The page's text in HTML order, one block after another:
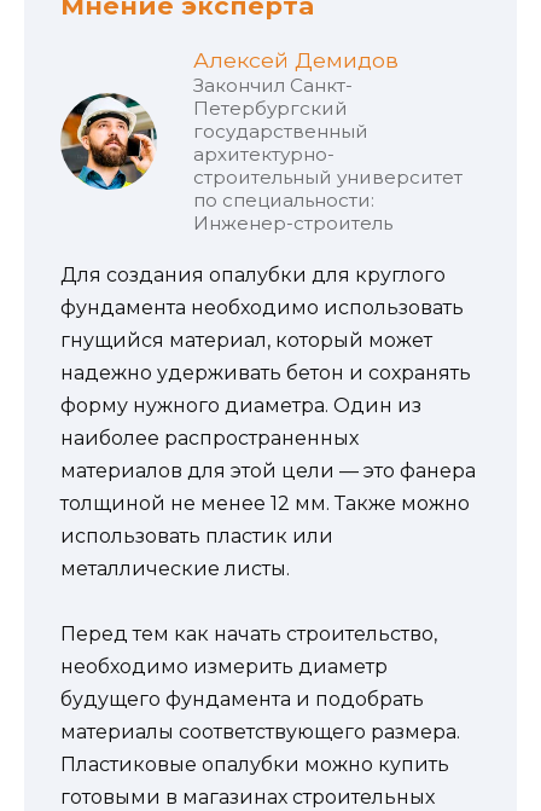
Алексей Демидов
Закончил Санкт-
Петербургский
государственный
архитектурно-
строительный университет
по специальности:
Инженер-строитель
Для создания опалубки для круглого
фундамента необходимо использовать
гнущийся материал, который может
надежно удерживать бетон и сохранять
форму нужного диаметра. Один из
наиболее распространенных
материалов для этой цели — это фанера
толщиной не менее 12 мм. Также можно
использовать пластик или
металлические листы.
Перед тем как начать строительство,
необходимо измерить диаметр
будущего фундамента и подобрать
материалы соответствующего размера.
Пластиковые опалубки можно купить
готовыми в магазинах строительных